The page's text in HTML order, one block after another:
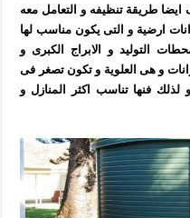
طريقة تنظيفه و التعامل معه
ارضية و التى يكون مناسب لها
التوليد و الابراج الكبرى و
و هى العلوية و تكون تصغر فى
فنها تناسب اكثر المنازل و